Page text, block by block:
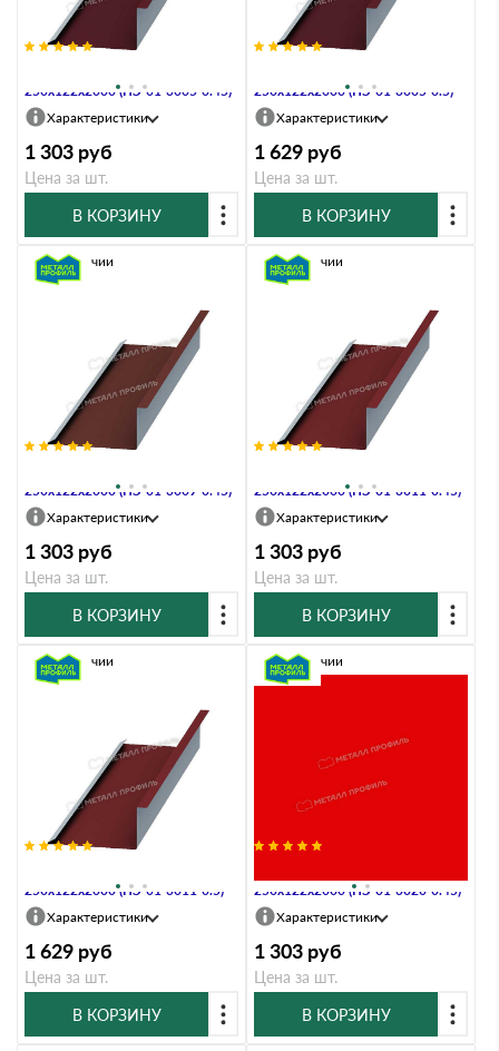
250х122х2000 (ПЭ-01-3005-0.45)
Характеристики
1 303 руб
Цена за шт.
В КОРЗИНУ
250х122х2000 (ПЭ-01-3005-0.5)
Характеристики
1 629 руб
Цена за шт.
В КОРЗИНУ
250х122х2000 (ПЭ-01-3009-0.45)
В наличии
Характеристики
1 303 руб
Цена за шт.
В КОРЗИНУ
250х122х2000 (ПЭ-01-3011-0.45)
В наличии
Характеристики
1 303 руб
Цена за шт.
В КОРЗИНУ
250х122х2000 (ПЭ-01-3011-0.5)
В наличии
Характеристики
1 629 руб
Цена за шт.
В КОРЗИНУ
250х122х2000 (ПЭ-01-3020-0.45)
В наличии
Характеристики
1 303 руб
Цена за шт.
В КОРЗИНУ